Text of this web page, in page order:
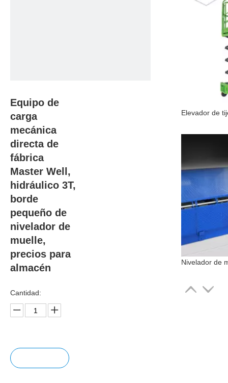
Equipo de
carga
mecánica
directa de
fábrica
Master Well,
hidráulico 3T,
borde
pequeño de
nivelador de
muelle,
precios para
almacén
Cantidad: